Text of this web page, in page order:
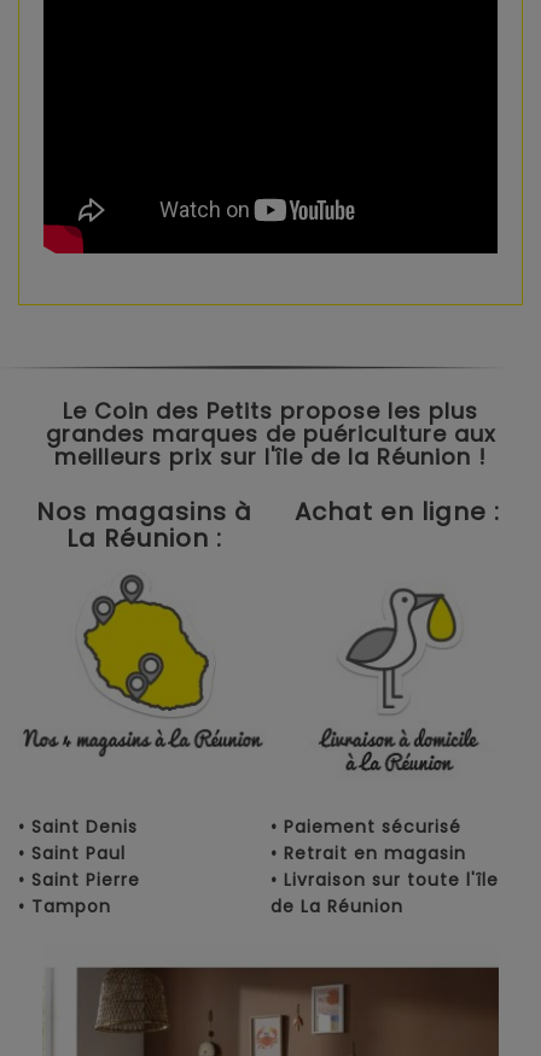
Le Coin des Petits propose les plus
grandes marques de puériculture aux
meilleurs prix sur l'île de la Réunion !
Nos magasins à
La Réunion :
Achat en ligne :
• Saint Denis
• Saint Paul
• Saint Pierre
• Tampon
• Paiement sécurisé
• Retrait en magasin
• Livraison sur toute l'île
de La Réunion